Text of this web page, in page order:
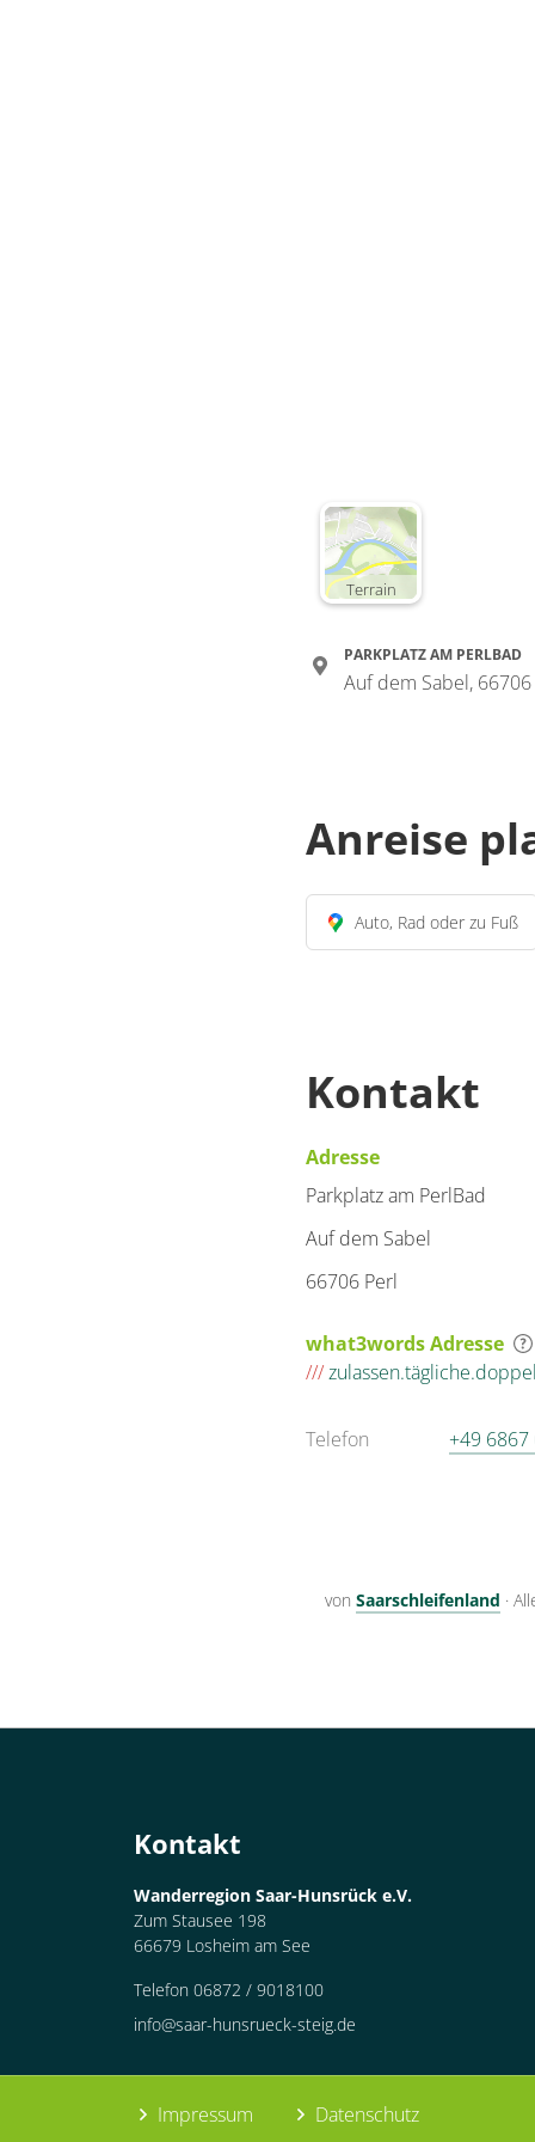
Terrain
PARKPLATZ AM PERLBAD
Auf dem Sabel, 66706
Anreise
Auto, Rad oder zu Fuß
Kontakt
Adresse
Parkplatz am PerlBad
Auf dem Sabel
66706 Perl
what3words Adresse
///zulassen.tägliche.doppel
Telefon +49 6867
von Saarschleifenland ·
Kontakt
Wanderregion Saar-Hunsrück e.V.
Zum Stausee 198
66679 Losheim am See
Telefon 06872 / 9018100
info@saar-hunsrueck-steig.de
Impressum Datenschutz